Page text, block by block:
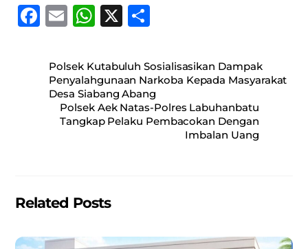
F
c
e
b
E
ai
l
W
at
s
A
p
X
ar
e
Polsek Kutabuluh Sosialisasikan Dampak
Penyalahgunaan Narkoba Kepada Masyarakat
Desa Siabang Abang
Polsek Aek Natas-Polres Labuhanbatu
Tangkap Pelaku Pembacokan Dengan
Imbalan Uang
Related Posts